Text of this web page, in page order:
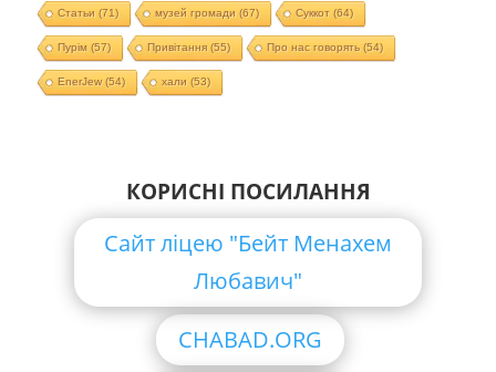
Статьи (71) музей громади (67) Суккот (64)
Пурім (57) Привітання(55) Про нас говорять (54)
EnerJew(54) хали (53)
КОРИСНІ ПОСИЛАННЯ
Сайт ліцею "Бейт Менахем
Любавич"
CHABAD.ORG